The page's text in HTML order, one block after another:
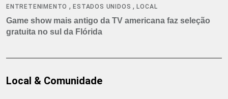
ENTRETENIMENTO ,ESTADOS UNIDOS ,LOCAL
Game show mais antigo da TV americana faz seleção
gratuita no sul da Flórida
Local & Comunidade